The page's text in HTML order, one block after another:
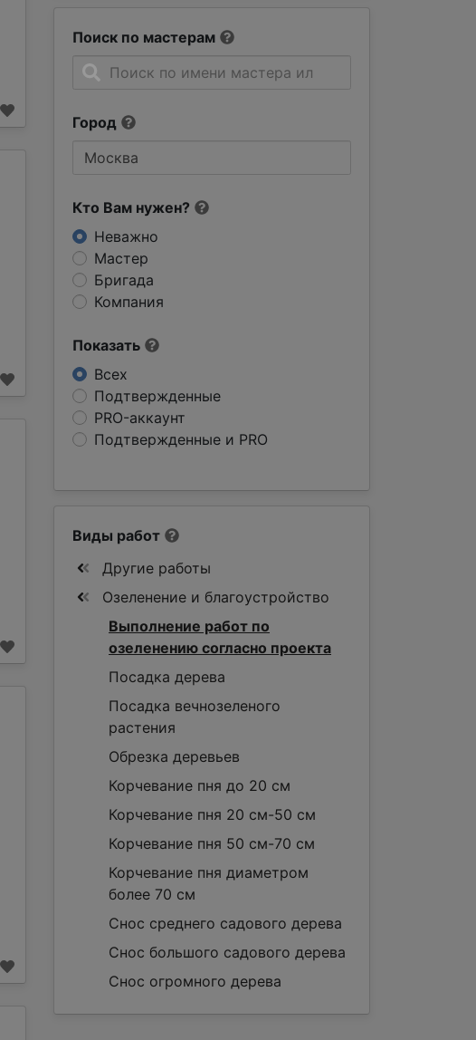
Поиск по мастерам
Город
Кто Вам нужен?
Неважно
Мастер
Бригада
Компания
Показать
Всех
Подтвержденные
PRO-аккаунт
Подтвержденные и PRO
Виды работ
Другие работы
Озеленение и благоустройство
Выполнение работ по
озеленению согласно проекта
Посадка дерева
Посадка вечнозеленого
растения
Обрезка деревьев
Корчевание пня до 20 см
Корчевание пня 20 см-50 см
Корчевание пня 50 см-70 см
Корчевание пня диаметром
более 70 см
Снос среднего садового дерева
Снос большого садового дерева
Снос огромного дерева